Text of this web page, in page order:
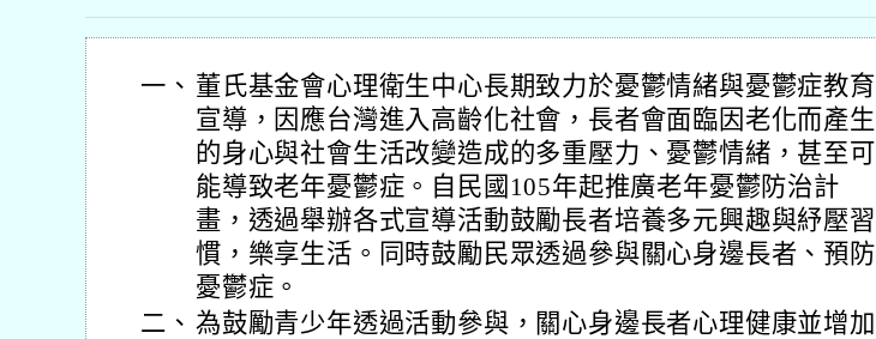
一、 董氏基金會心理衛生中心長期致力於憂鬱情緒與憂鬱症教育
宣導，因應台灣進入高齡化社會，長者會面臨因老化而產生
的身心與社會生活改變造成的多重壓力、憂鬱情緒，甚至可
能導致老年憂鬱症。自民國105年起推廣老年憂鬱防治計
畫，透過舉辦各式宣導活動鼓勵長者培養多元興趣與紓壓習
慣，樂享生活。同時鼓勵民眾透過參與關心身邊長者、預防
憂鬱症。
二、 為鼓勵青少年透過活動參與，關心身邊長者心理健康並增加